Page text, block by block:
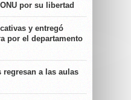
por su libertad
y entregó
por el departamento
a las aulas